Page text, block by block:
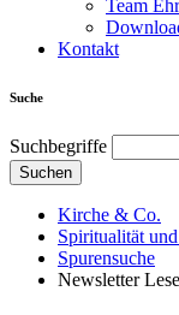
Team
Kontakt
Suche
Suchbegriffe
Suchen
Kirche & Co.
Spiritualität
Spurensuche
Newsletter